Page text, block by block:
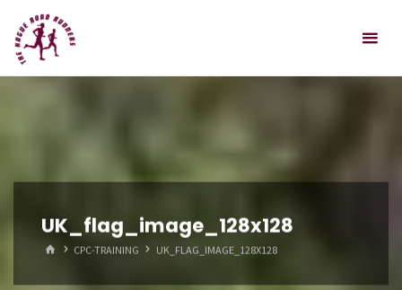
Spring
naar
inhoud
UK_flag_image_128x128
HOMECPC-TRAINING UK_FLAG_IMAGE_128X128